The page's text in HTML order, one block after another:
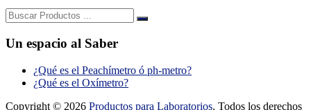
Buscar:
Un espacio al Saber
¿Qué es el Peachímetro ó ph-metro?
¿Qué es el Oxímetro?
Copyright © 2026 Productos para Laboratorios. Todos los derechos